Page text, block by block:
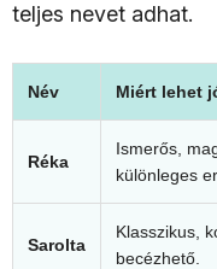
teljes nevet adhat.
Név Miért lehet
Réka
Ismerős,
különleges
Sarolta
Klasszikus,
becézhető.